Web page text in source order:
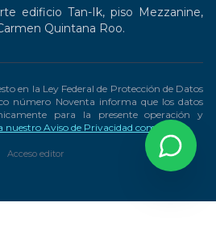
edificio Tan-Ik, piso Mezzanine,
Quintana Roo.
en la Ley Federal de Protección de Datos
número Noventa informa que los datos
para la presente operación y
nuestro Aviso de Privacidad completo
Acceso editor